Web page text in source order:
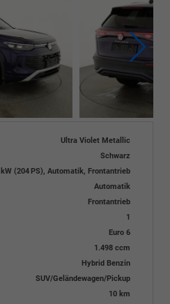
Ultra Violet Metallic
Schwarz
kW (204 PS), Automatik, Frontantrieb
Automatik
Frontantrieb
1
Euro 6
1.498 ccm
Hybrid Benzin
SUV/Geländewagen/Pickup
10 km